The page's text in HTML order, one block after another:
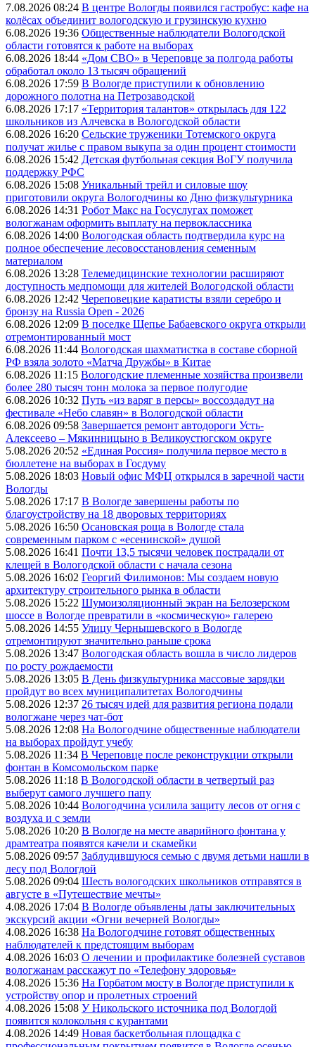
7.08.2026 08:24 В центре Вологды появился гастробус: кафе на
колёсах объединит вологодскую и грузинскую кухню
6.08.2026 19:36 Общественные наблюдатели Вологодской
области готовятся к работе на выборах
6.08.2026 18:44 «Дом СВО» в Череповце за полгода работы
обработал около 13 тысяч обращений
6.08.2026 17:59 В Вологде приступили к обновлению
дорожного полотна на Петрозаводской
6.08.2026 17:17 «Территория талантов» открылась для 122
школьников из Алчевска в Вологодской области
6.08.2026 16:20 Сельские труженики Тотемского округа
получат жилье с правом выкупа за один процент стоимости
6.08.2026 15:42 Детская футбольная секция ВоГУ получила
поддержку РФС
6.08.2026 15:08 Уникальный трейл и силовые шоу
приготовили округа Вологодчины ко Дню физкультурника
6.08.2026 14:31 Робот Макс на Госуслугах поможет
вологжанам оформить выплату на первоклассника
6.08.2026 14:00 Вологодская область подтвердила курс на
полное обеспечение лесовосстановления семенным
материалом
6.08.2026 13:28 Телемедицинские технологии расширяют
доступность медпомощи для жителей Вологодской области
6.08.2026 12:42 Череповецкие каратисты взяли серебро и
бронзу на Russia Open - 2026
6.08.2026 12:09 В поселке Щепье Бабаевского округа открыли
отремонтированный мост
6.08.2026 11:44 Вологодская шахматистка в составе сборной
РФ взяла золото «Матча Дружбы» в Китае
6.08.2026 11:15 Вологодские племенные хозяйства произвели
более 280 тысяч тонн молока за первое полугодие
6.08.2026 10:32 Путь «из варяг в персы» воссоздадут на
фестивале «Небо славян» в Вологодской области
6.08.2026 09:58 Завершается ремонт автодороги Усть-
Алексеево – Мякинницыно в Великоустюгском округе
5.08.2026 20:52 «Единая Россия» получила первое место в
бюллетене на выборах в Госдуму
5.08.2026 18:03 Новый офис МФЦ открылся в заречной части
Вологды
5.08.2026 17:17 В Вологде завершены работы по
благоустройству на 18 дворовых территориях
5.08.2026 16:50 Осановская роща в Вологде стала
современным парком с «есенинской» душой
5.08.2026 16:41 Почти 13,5 тысячи человек пострадали от
клещей в Вологодской области с начала сезона
5.08.2026 16:02 Георгий Филимонов: Мы создаем новую
архитектуру строительного рынка в области
5.08.2026 15:22 Шумоизоляционный экран на Белозерском
шоссе в Вологде превратили в «космическую» галерею
5.08.2026 14:55 Улицу Чернышевского в Вологде
отремонтируют значительно раньше срока
5.08.2026 13:47 Вологодская область вошла в число лидеров
по росту рождаемости
5.08.2026 13:05 В День физкультурника массовые зарядки
пройдут во всех муниципалитетах Вологодчины
5.08.2026 12:37 26 тысяч идей для развития региона подали
вологжане через чат-бот
5.08.2026 12:08 На Вологодчине общественные наблюдатели
на выборах пройдут учебу
5.08.2026 11:34 В Череповце после реконструкции открыли
фонтан в Комсомольском парке
5.08.2026 11:18 В Вологодской области в четвертый раз
выберут самого лучшего папу
5.08.2026 10:44 Вологодчина усилила защиту лесов от огня с
воздуха и с земли
5.08.2026 10:20 В Вологде на месте аварийного фонтана у
драмтеатра появятся качели и скамейки
5.08.2026 09:57 Заблудившуюся семью с двумя детьми нашли в
лесу под Вологдой
5.08.2026 09:04 Шесть вологодских школьников отправятся в
августе в «Путешествие мечты»
4.08.2026 17:04 В Вологде объявлены даты заключительных
экскурсий акции «Огни вечерней Вологды»
4.08.2026 16:38 На Вологодчине готовят общественных
наблюдателей к предстоящим выборам
4.08.2026 16:03 О лечении и профилактике болезней суставов
вологжанам расскажут по «Телефону здоровья»
4.08.2026 15:36 На Горбатом мосту в Вологде приступили к
устройству опор и пролетных строений
4.08.2026 15:08 У Никольского источника под Вологдой
появится колокольня с курантами
4.08.2026 14:49 Новая баскетбольная площадка с